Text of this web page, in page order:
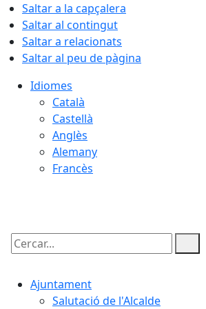
Saltar a la capçalera
Saltar al contingut
Saltar a relacionats
Saltar al peu de pàgina
Idiomes
Català
Castellà
Anglès
Alemany
Francès
Cercar:
Ajuntament
Salutació de l'Alcalde